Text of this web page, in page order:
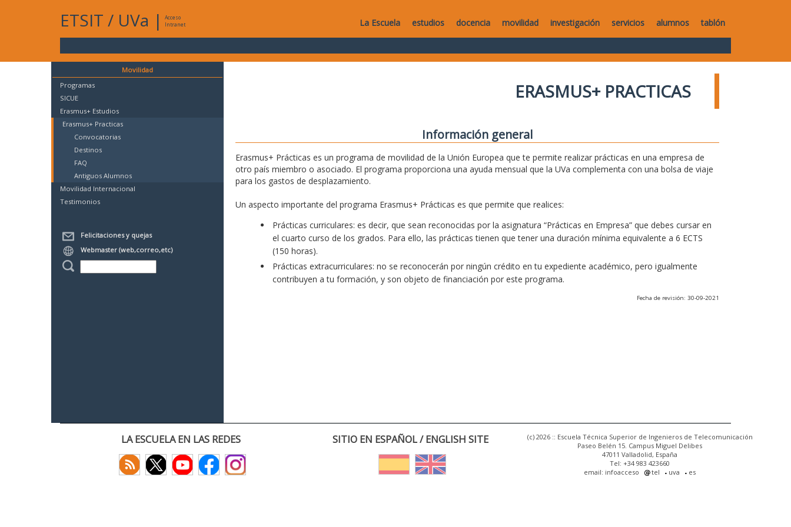
ETSIT / UVa |
Acceso
Intranet
La Escuela estudios docencia movilidad investigación servicios alumnos tablón
Movilidad
Programas
SICUE
Erasmus+ Estudios
Erasmus+ Practicas
Convocatorias
Destinos
FAQ
Antiguos Alumnos
Movilidad Internacional
Testimonios
Felicitaciones y quejas
Webmaster (web,correo,etc)
ERASMUS+ PRACTICAS
Información general
Erasmus+ Prácticas es un programa de movilidad de la Unión Europea que te permite realizar prácticas en una empresa de
otro país miembro o asociado. El programa proporciona una ayuda mensual que la UVa complementa con una bolsa de viaje
para los gastos de desplazamiento.
Un aspecto importante del programa Erasmus+ Prácticas es que permite que realices:
Prácticas curriculares: es decir, que sean reconocidas por la asignatura “Prácticas en Empresa” que debes cursar en
el cuarto curso de los grados. Para ello, las prácticas tienen que tener una duración mínima equivalente a 6 ECTS
(150 horas).
Prácticas extracurriculares: no se reconocerán por ningún crédito en tu expediente académico, pero igualmente
contribuyen a tu formación, y son objeto de financiación por este programa.
Fecha de revisión: 30-09-2021
LA ESCUELA EN LAS REDES SITIO EN ESPAÑOL / ENGLISH SITE
(c) 2026 :: Escuela Técnica Superior de Ingenieros de Telecomunicación
Paseo Belén 15. Campus Miguel Delibes
47011 Valladolid, España
Tel: +34 983 423660
email: infoacceso
tel uva es